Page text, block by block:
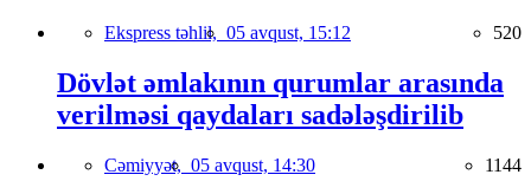
Ekspress təhlil, 05 avqust, 15:12 520
Dövlət əmlakının qurumlar arasında
verilməsi qaydaları sadələşdirilib
Cəmiyyət, 05 avqust, 14:30 1144